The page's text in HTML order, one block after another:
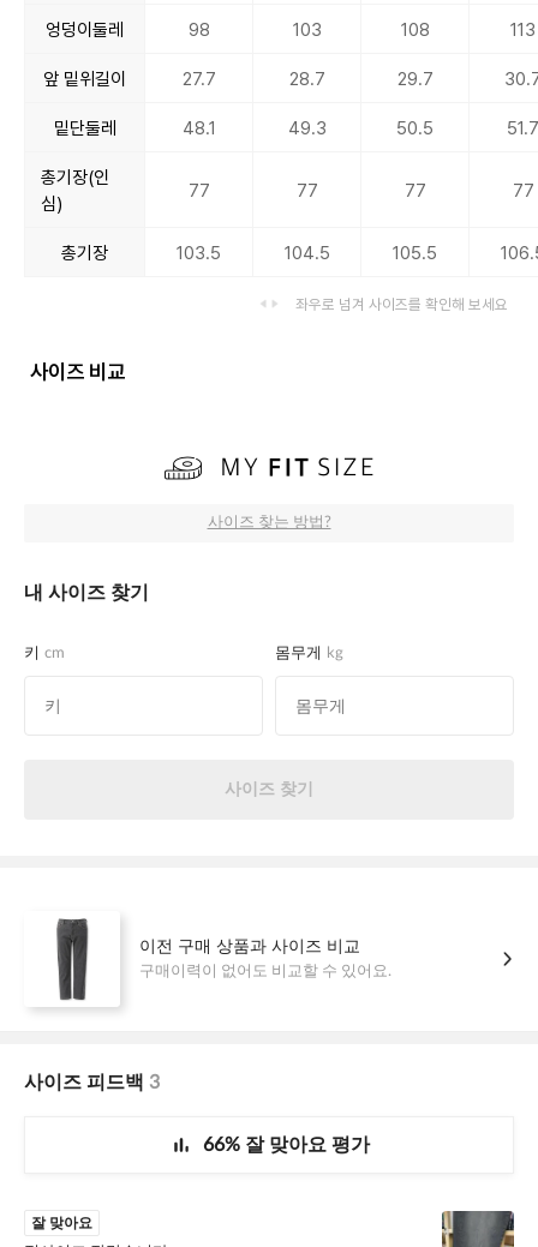
엉덩이둘레 98 103 108 113
앞 밑위길이 27.7 28.7 29.7
밑단둘레 48.1 49.3 50.5
총기장(인
심)
77 77 77 77
총기장 103.5 104.5 105.5
좌우로 넘겨 사이즈를 확인해 보세요
사이즈 비교